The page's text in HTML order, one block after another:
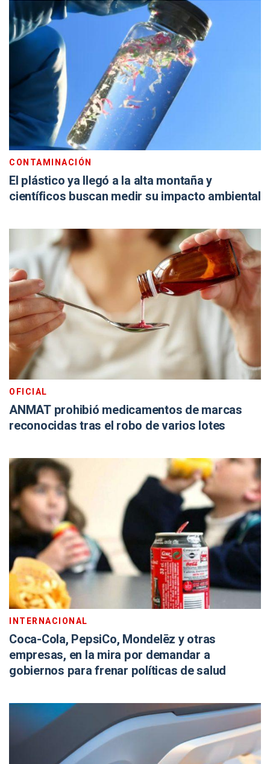
CONTAMINACIÓN
El plástico ya llegó a la alta montaña y
científicos buscan medir su impacto ambiental
OFICIAL
ANMAT prohibió medicamentos de marcas
reconocidas tras el robo de varios lotes
INTERNACIONAL
Coca-Cola, PepsiCo, Mondelēz y otras
empresas, en la mira por demandar a
gobiernos para frenar políticas de salud